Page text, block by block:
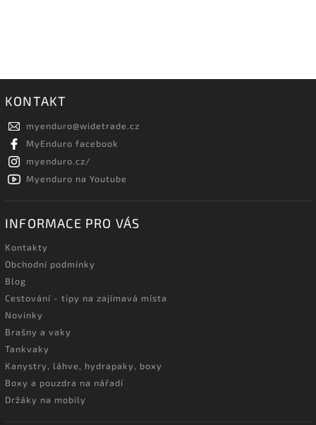
KONTAKT
myenduro@widetrade.cz
MyEnduro facebook
myenduro.cz/
Myenduro na Youtube
INFORMACE PRO VÁS
Kontakty
Obchodní podmínky
Blog
Cestování - tipy na zajímavá místa
Novinky
Brašny a vaky
Tankvaky
Kanystry, láhve, hydrapaky, boxy
Boxy a pouzdra na nářadí
Držáky na mobily